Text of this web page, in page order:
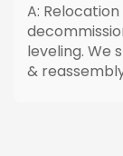
A:
leveling. We
&